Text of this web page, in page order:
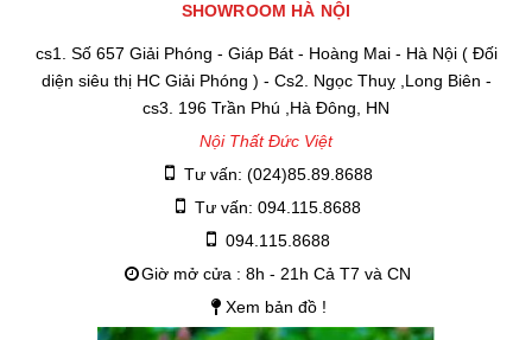
SHOWROOM HÀ NỘI
cs1. Số 657 Giải Phóng - Giáp Bát - Hoàng Mai - Hà Nội ( Đối
diện siêu thị HC Giải Phóng ) - Cs2. Ngọc Thuỵ ,Long Biên -
cs3. 196 Trần Phú ,Hà Đông, HN
Nội Thất Đức Việt
Tư vấn: (024)85.89.8688
Tư vấn: 094.115.8688
094.115.8688
Giờ mở cửa : 8h - 21h Cả T7 và CN
Xem bản đồ !